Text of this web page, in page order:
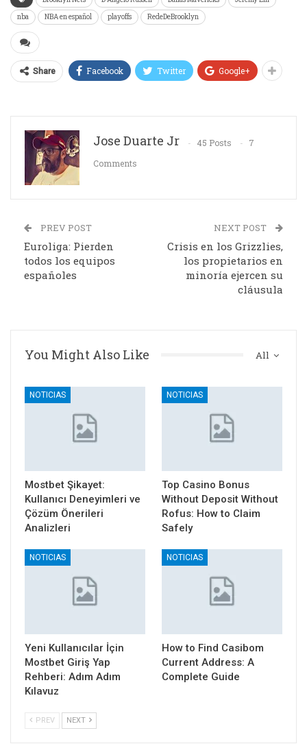
nba
NBA en español playoffs RedeDeBrooklyn
Share Facebook Twitter Google+
Jose Duarte Jr 45 Posts
7
Comments
PREV POST
Euroliga: Pierden
todos los equipos
españoles
NEXT POST
Crisis en los Grizzlies,
los propietarios en
minoría ejercen su
cláusula
All
You Might Also Like
NOTICIAS
Mostbet Şikayet:
Kullanıcı Deneyimleri ve
Çözüm Önerileri
Analizleri
NOTICIAS
Top Casino Bonus
Without Deposit Without
Rofus: How to Claim
Safely
NOTICIAS
Yeni Kullanıcılar İçin
Mostbet Giriş Yap
Rehberi: Adım Adım
Kılavuz
NOTICIAS
How to Find Casibom
Current Address: A
Complete Guide
PREV NEXT